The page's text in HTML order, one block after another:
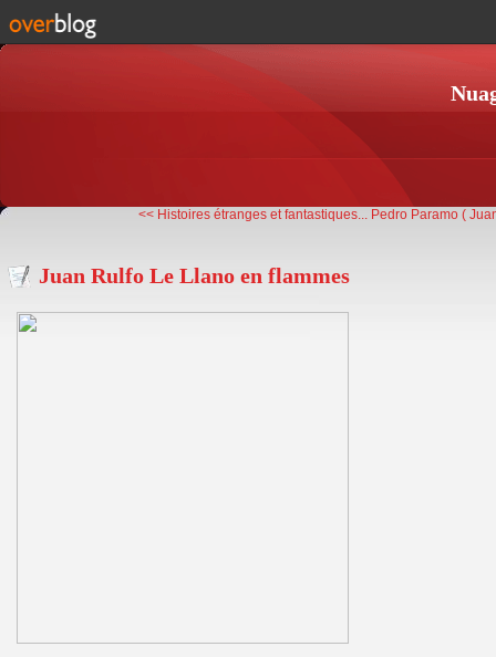
<< Histoires étranges et fantastiques... Pedro Paramo (
Juan Rulfo Le Llano en flammes